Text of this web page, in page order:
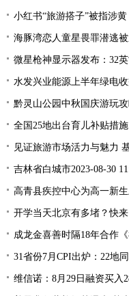
小红书“旅游搭子”被指涉
海豚湾恋人童星畏罪潜逃
微星枪神显示器发布：32
水发兴业能源上半年绿电
黔灵山公园中秋国庆游玩攻
全国25地出台育儿补贴措
见证旅游市场活力与魅力
吉林省白城市2023-08-30
高青县疾控中心为高一新
开学当天北京有多堵？快
成龙金喜善时隔18年合作
31省份7月CPI出炉：22地
维信诺：8月29日融资买入